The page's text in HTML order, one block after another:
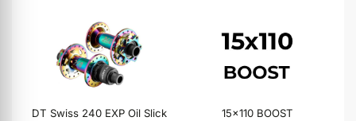
DT Swiss 240 EXP Oil Slick
15x110 BOOST